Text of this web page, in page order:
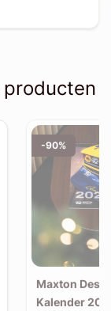
-90%
Maxton
Kalender